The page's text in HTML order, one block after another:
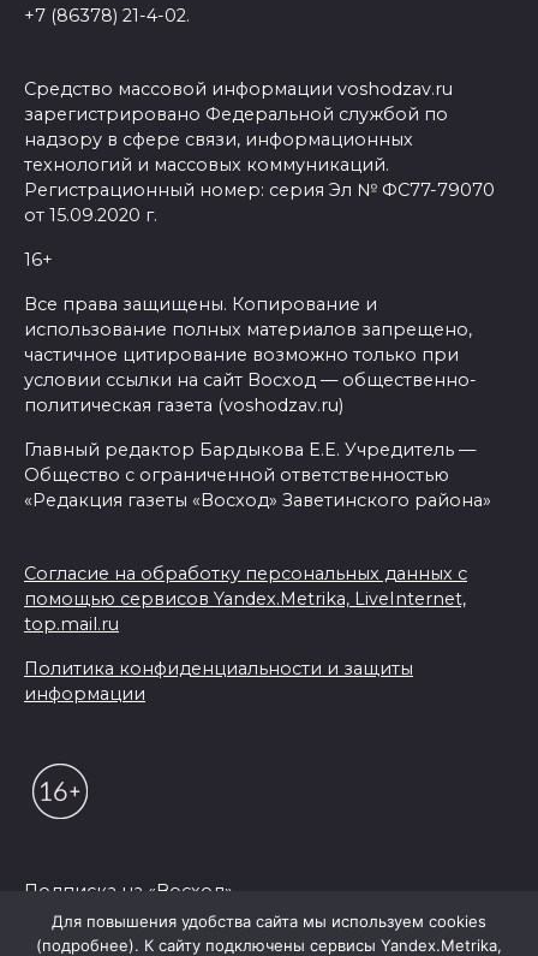
+7 (86378) 21-4-02.
Средство массовой информации voshodzav.ru
зарегистрировано Федеральной службой по
надзору в сфере связи, информационных
технологий и массовых коммуникаций.
Регистрационный номер: серия Эл № ФС77-79070
от 15.09.2020 г.
16+
Все права защищены. Копирование и
использование полных материалов запрещено,
частичное цитирование возможно только при
условии ссылки на сайт Восход — общественно-
политическая газета (voshodzav.ru)
Главный редактор Бардыкова Е.Е. Учредитель —
Общество с ограниченной ответственностью
«Редакция газеты «Восход» Заветинского района»
Согласие на обработку персональных данных с
помощью сервисов Yandex.Metrika, LiveInternet,
top.mail.ru
Политика конфиденциальности и защиты
информации
Подписка на «Восход»
Для повышения удобства сайта мы используем cookies
(подробнее). К сайту подключены сервисы Yandex.Metrika,